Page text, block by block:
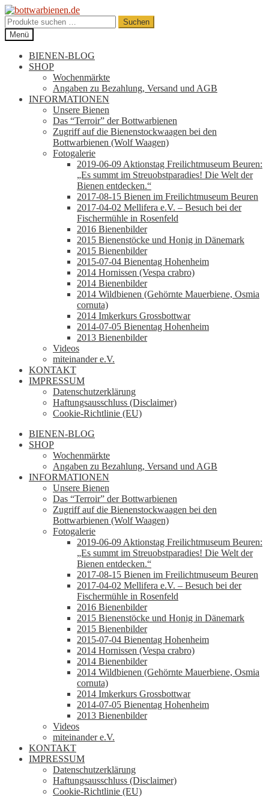
Zur
Navigation
springen
Zum
Inhalt
springen
Suchen
nach:
Suchen
Menü
BIENEN-BLOG
SHOP
Wochenmärkte
Angaben zu Bezahlung, Versand und AGB
INFORMATIONEN
Unsere Bienen
Das “Terroir” der Bottwarbienen
Zugriff auf die Bienenstockwaagen bei den
Bottwarbienen (Wolf Waagen)
Fotogalerie
2019-06-09 Aktionstag Freilichtmuseum Beuren:
„Es summt im Streuobstparadies! Die Welt der
Bienen entdecken.“
2017-08-15 Bienen im Freilichtmuseum Beuren
2017-04-02 Mellifera e.V. – Besuch bei der
Fischermühle in Rosenfeld
2016 Bienenbilder
2015 Bienenstöcke und Honig in Dänemark
2015 Bienenbilder
2015-07-04 Bienentag Hohenheim
2014 Hornissen (Vespa crabro)
2014 Bienenbilder
2014 Wildbienen (Gehörnte Mauerbiene, Osmia
cornuta)
2014 Imkerkurs Grossbottwar
2014-07-05 Bienentag Hohenheim
2013 Bienenbilder
Videos
miteinander e.V.
KONTAKT
IMPRESSUM
Datenschutzerklärung
Haftungsausschluss (Disclaimer)
Cookie-Richtlinie (EU)
BIENEN-BLOG
SHOP
Wochenmärkte
Angaben zu Bezahlung, Versand und AGB
INFORMATIONEN
Unsere Bienen
Das “Terroir” der Bottwarbienen
Zugriff auf die Bienenstockwaagen bei den
Bottwarbienen (Wolf Waagen)
Fotogalerie
2019-06-09 Aktionstag Freilichtmuseum Beuren:
„Es summt im Streuobstparadies! Die Welt der
Bienen entdecken.“
2017-08-15 Bienen im Freilichtmuseum Beuren
2017-04-02 Mellifera e.V. – Besuch bei der
Fischermühle in Rosenfeld
2016 Bienenbilder
2015 Bienenstöcke und Honig in Dänemark
2015 Bienenbilder
2015-07-04 Bienentag Hohenheim
2014 Hornissen (Vespa crabro)
2014 Bienenbilder
2014 Wildbienen (Gehörnte Mauerbiene, Osmia
cornuta)
2014 Imkerkurs Grossbottwar
2014-07-05 Bienentag Hohenheim
2013 Bienenbilder
Videos
miteinander e.V.
KONTAKT
IMPRESSUM
Datenschutzerklärung
Haftungsausschluss (Disclaimer)
Cookie-Richtlinie (EU)